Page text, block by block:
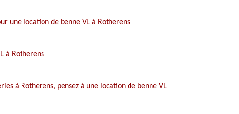
une location de benne VL à Rotherens
à Rotherens
à Rotherens, pensez à une location de benne VL